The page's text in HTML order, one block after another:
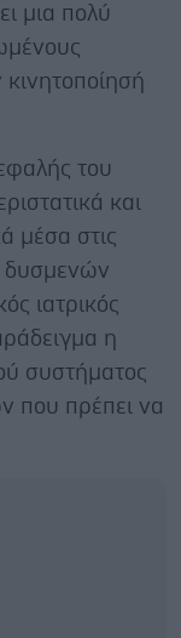
μια πολύ
κινητοποίησή
του
και
μέσα στις
δυσμενών
ιατρικός
η
συστήματος
που πρέπει να